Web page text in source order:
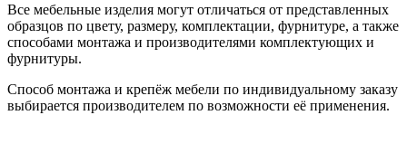
Все мебельные изделия могут отличаться от представленных
образцов по цвету, размеру, комплектации, фурнитуре, а также
способами монтажа и производителями комплектующих и
фурнитуры.
Способ монтажа и крепёж мебели по индивидуальному заказу
выбирается производителем по возможности её применения.